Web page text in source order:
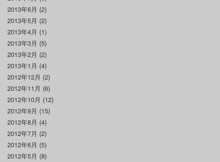
2013年6月 (2)
2013年5月 (2)
2013年4月 (1)
2013年3月 (5)
2013年2月 (2)
2013年1月 (4)
2012年12月 (2)
2012年11月 (6)
2012年10月 (12)
2012年9月 (15)
2012年8月 (4)
2012年7月 (2)
2012年6月 (5)
2012年5月 (8)